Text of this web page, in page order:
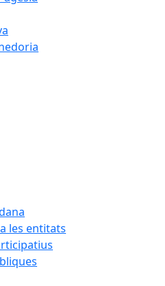
les entitats